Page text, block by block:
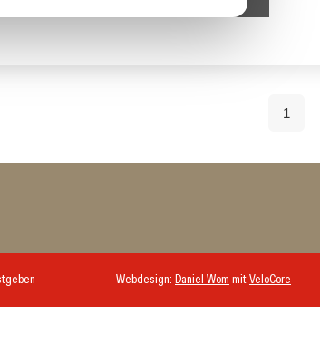
1
Webdesign: Daniel Wom mitVeloCore